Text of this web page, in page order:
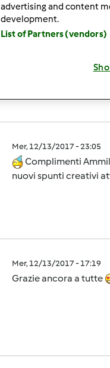
Gio, 12/14/2017 - 12:12
complimenti in
Mer, 12/13/2017 - 23:05
Complimenti
nuovi spunti creativi
Mer, 12/13/2017 - 17:19
Grazie ancora a tutte
advertising and content
development.
List of Partners (vendors)